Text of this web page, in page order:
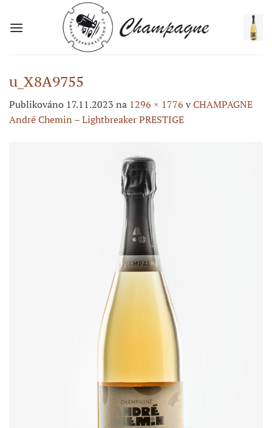
u_X8A9755
Publikováno 17.11.2023 na 1296 × 1776 vCHAMPAGNE
André Chemin – Lightbreaker PRESTIGE